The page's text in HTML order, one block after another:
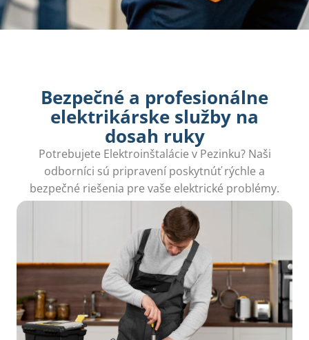
Bezpečné a profesionálne
elektrikárske služby na
dosah ruky
Potrebujete Elektroinštalácie v Pezinku? Naši
odborníci sú pripravení poskytnúť rýchle a
bezpečné riešenia pre vaše elektrické problémy.
Spoľahnite sa na našu profesionalitu a skúsenosti!